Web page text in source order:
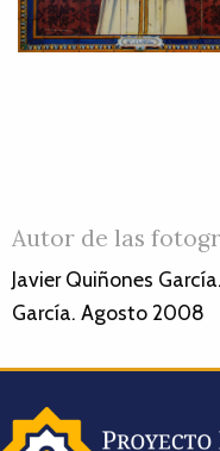
Autor de las
Javier Quiñones
García. Agosto 2008